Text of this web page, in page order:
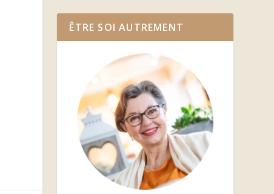
ÊTRE SOI AUTREMENT